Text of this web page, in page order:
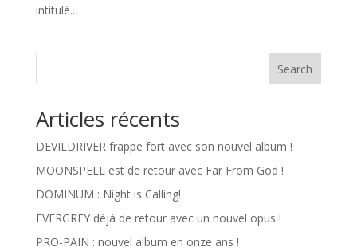
intitulé...
Search
Articles récents
DEVILDRIVER frappe fort avec son nouvel album !
MOONSPELL est de retour avec Far From God !
DOMINUM : Night is Calling!
EVERGREY déjà de retour avec un nouvel opus !
PRO-PAIN : nouvel album en onze ans !